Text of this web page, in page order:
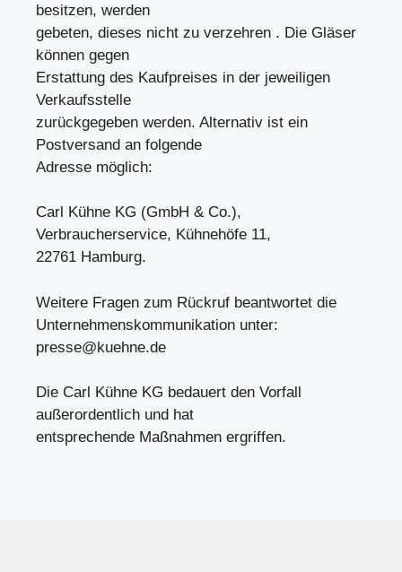
besitzen, werden
gebeten, dieses nicht zu verzehren . Die Gläser
können gegen
Erstattung des Kaufpreises in der jeweiligen
Verkaufsstelle
zurückgegeben werden. Alternativ ist ein
Postversand an folgende
Adresse möglich:
Carl Kühne KG (GmbH & Co.),
Verbraucherservice, Kühnehöfe 11,
22761 Hamburg.
Weitere Fragen zum Rückruf beantwortet die
Unternehmenskommunikation unter:
presse@kuehne.de
Die Carl Kühne KG bedauert den Vorfall
außerordentlich und hat
entsprechende Maßnahmen ergriffen.